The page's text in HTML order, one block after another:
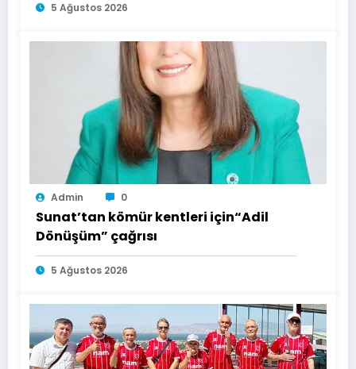
5 Ağustos 2026
Admin 0
Sunat’tan kömür kentleri için“Adil
Dönüşüm” çağrısı
5 Ağustos 2026